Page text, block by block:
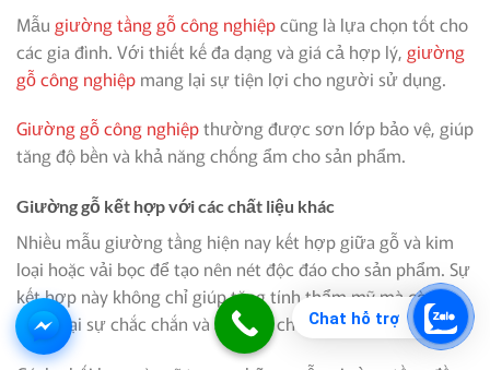
Chat hỗ trợ
Mẫu giường tầng gỗ công nghiệpcũng là lựa chọn tốt cho
các gia đình. Với thiết kế đa dạng và giá cả hợp lý, giường
gỗ công nghiệp mang lại sự tiện lợi cho người sử dụng.
Giường gỗ công nghiệpthường được sơn lớp bảo vệ, giúp
tăng độ bền và khả năng chống ẩm cho sản phẩm.
Giường gỗ kết hợp với các chất liệu khác
Nhiều mẫu giường tầng hiện nay kết hợp giữa gỗ và kim
loại hoặc vải bọc để tạo nên nét độc đáo cho sản phẩm. Sự
kết hợp này không chỉ giúp tăng tính thẩm mỹ mà còn
mang lại sự chắc chắn và an toàn cho người dùng.